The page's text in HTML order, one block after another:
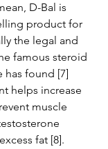
D-Bal is
product for
the legal and
famous steroid
has found [7]
helps increase
muscle
fat [8].